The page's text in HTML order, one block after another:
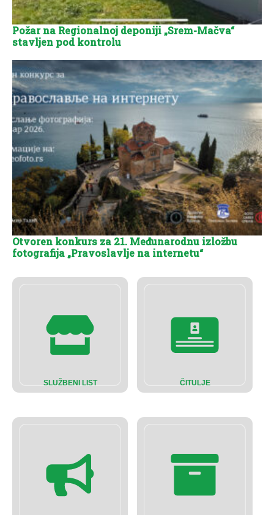
SLUŽBENI LIST ČITULJE
Požar na Regionalnoj deponiji „Srem-Mačva“
stavljen pod kontrolu
Otvoren konkurs za 21. Međunarodnu izložbu
fotografija „Pravoslavlje na internetu“